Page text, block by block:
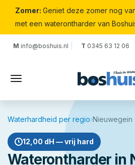
Zomer: Geniet deze zomer nog
met een waterontharder van
M info@boshuis.nl T 0345 63 12 06
Waterhardheid per regio›Nieuwegein
12,00 dH — vrij hard
Waterontharder in